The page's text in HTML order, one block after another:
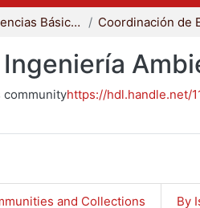
División de Ciencias Básicas e Ingeniería
communityhttps://hdl.handle.net/
and Collections By